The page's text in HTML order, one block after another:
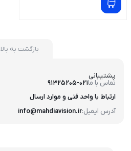
پشتیبانی
تماس با ما91325205-021
آدرس ایمیل:info@mahdiavision.ir
ارتباط با واحد فنی و موارد ارسال
بازگشت به بالا